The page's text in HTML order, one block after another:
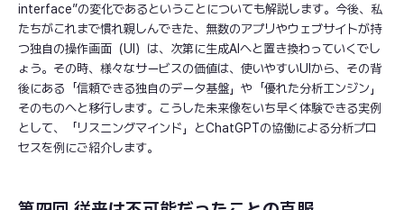
interface”の変化であるということについても解説します。今後、私
たちがこれまで慣れ親しんできた、無数のアプリやウェブサイトが持
つ独自の操作画面（UI）は、次第に生成AIへと置き換わっていくでし
ょう。その時、様々なサービスの価値は、使いやすいUIから、その背
後にある「信頼できる独自のデータ基盤」や「優れた分析エンジン」
そのものへと移行します。こうした未来像をいち早く体験できる実例
として、「リスニングマインド」とChatGPTの協働による分析プロ
セスを例にご紹介します。